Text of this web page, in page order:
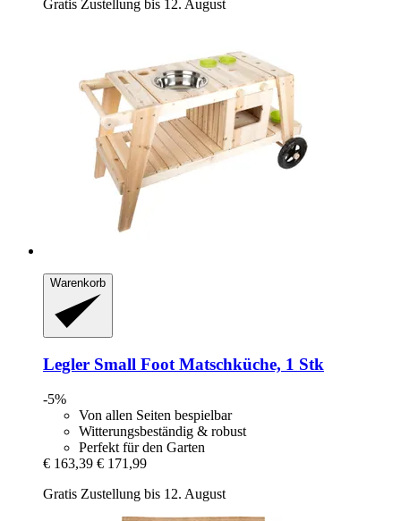
Gratis Zustellung bis 12. August
Warenkorb
Legler Small Foot Matschküche, 1 Stk
-5%
Von allen Seiten bespielbar
Witterungsbeständig & robust
Perfekt für den Garten
€ 163,39 € 171,99
Gratis Zustellung bis 12. August